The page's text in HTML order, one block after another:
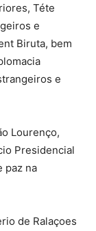
Téte
e
Biruta, bem
e
Lourenço,
Presidencial
paz na
de Ralaçoes